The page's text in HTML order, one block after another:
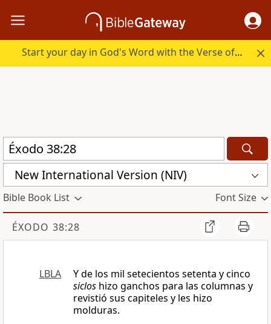
Start your day in God's Word with the Verse of the Day.
New International Version (NIV)
Bible Book List Font Size
ÉXODO 38:28
LBLA
Y de los mil setecientos setenta y cinco
siclos hizo ganchos para las columnas y
revistió sus capiteles y les hizo
molduras.